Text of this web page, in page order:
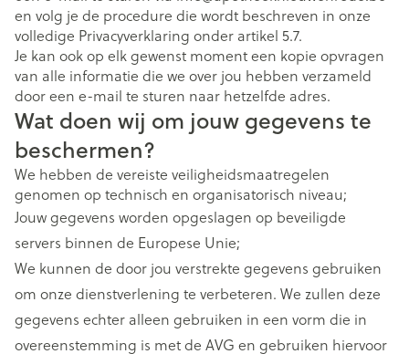
en volg je de procedure die wordt beschreven in onze
volledige Privacyverklaring onder artikel 5.7.
Je kan ook op elk gewenst moment een kopie opvragen
van alle informatie die we over jou hebben verzameld
door een e-mail te sturen naar hetzelfde adres.
Wat doen wij om jouw gegevens te
beschermen?
We hebben de vereiste veiligheidsmaatregelen
genomen op technisch en organisatorisch niveau;
Jouw gegevens worden opgeslagen op beveiligde
servers binnen de Europese Unie;
We kunnen de door jou verstrekte gegevens gebruiken
om onze dienstverlening te verbeteren. We zullen deze
gegevens echter alleen gebruiken in een vorm die in
overeenstemming is met de AVG en gebruiken hiervoor